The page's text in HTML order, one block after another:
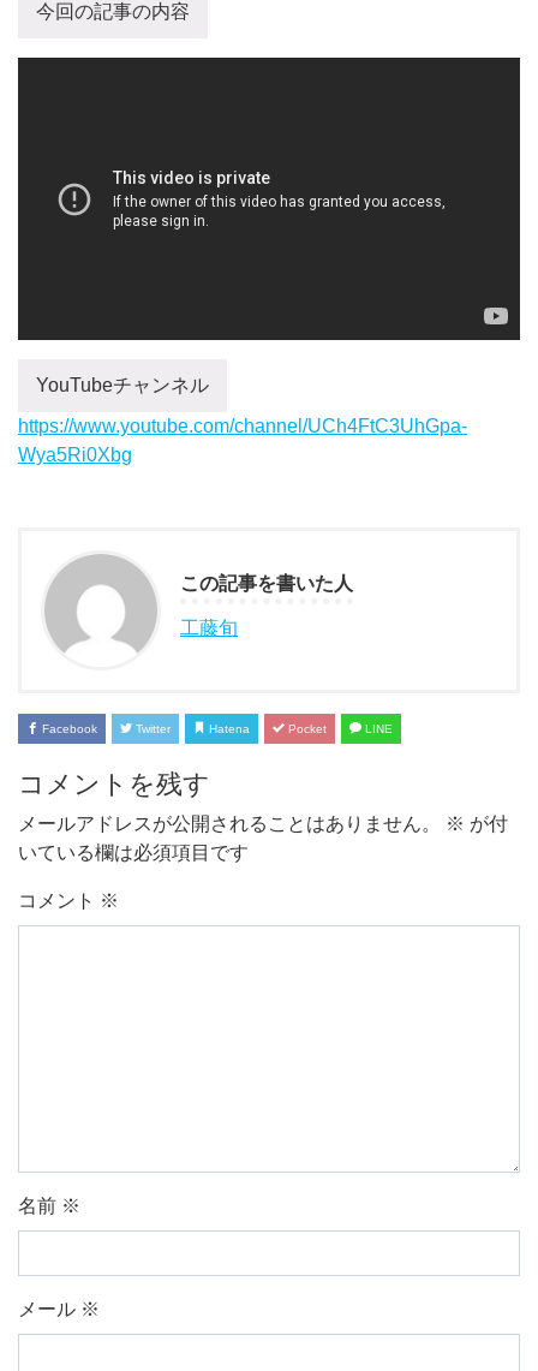
今回の記事の内容
YouTubeチャンネル
https://www.youtube.com/channel/UCh4FtC3UhGpa-
Wya5Ri0Xbg
この記事を書いた人
工藤旬
Facebook Twitter Hatena Pocket LINE
コメントを残す
メールアドレスが公開されることはありません。 ※ が付
いている欄は必須項目です
コメント ※
名前 ※
メール ※